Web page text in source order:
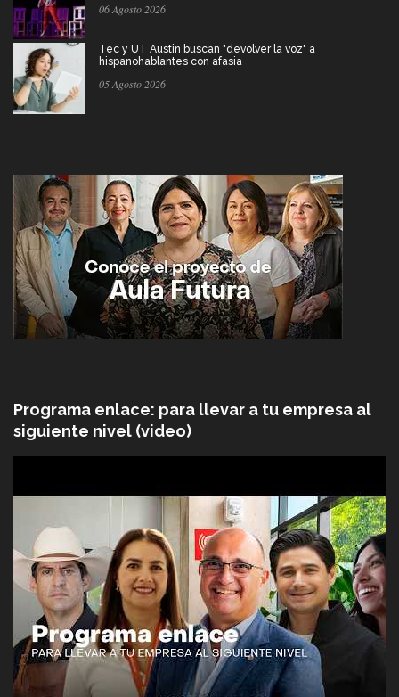
06 Agosto 2026
Tec y UT Austin buscan "devolver la voz" a
hispanohablantes con afasia
05 Agosto 2026
Programa enlace: para llevar a tu empresa al
siguiente nivel (video)